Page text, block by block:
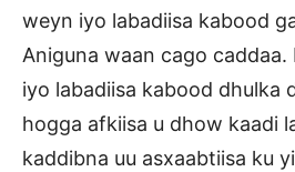
weyn iyo labadiisa kabood
Aniguna waan cago caddaa.
iyo labadiisa kabood dhulka
hogga afkiisa u dhow kaadi
kaddibna uu asxaabtiisa ku